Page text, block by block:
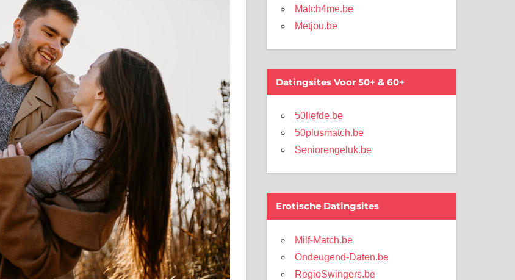
Match4me.be
Metjou.be
Datingsites Voor 50+ & 60+
50liefde.be
50plusmatch.be
Seniorengeluk.be
Erotische Datingsites
Milf-Match.be
Ondeugend-Daten.be
RegioSwingers.be